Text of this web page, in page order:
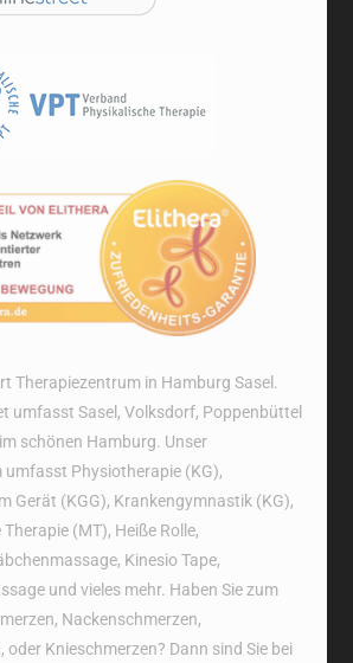
Therapiezentrum in Hamburg Sasel.
umfasst Sasel, Volksdorf, Poppenbüttel
schönen Hamburg. Unser
Physiotherapie (KG),
Gerät (KGG), Krankengymnastik (KG),
(MT), Heiße Rolle,
Kinesio Tape,
und vieles mehr. Haben Sie zum
Nackenschmerzen,
oder Knieschmerzen? Dann sind Sie bei